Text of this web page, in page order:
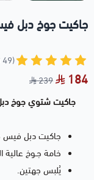
جاكيت جوخ دبل
(49 تقييم)
184
239
جاكيت شتوي جوخ
جاكيت دبل فيس
خامة جـوخ عالية
يُلبس جهتين.